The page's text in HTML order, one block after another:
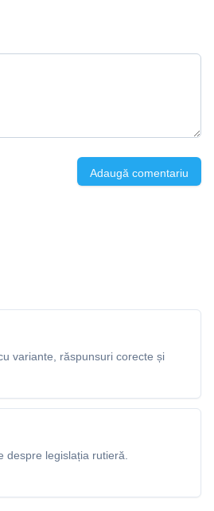
Adaugă comentariu
variante, răspunsuri corecte și
despre legislația rutieră.